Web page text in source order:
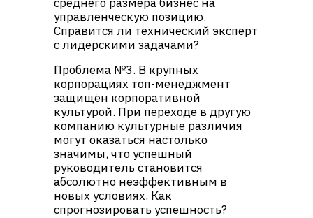
управленческую позицию.
Справится ли технический эксперт
с лидерскими задачами?
Проблема №3. В крупных
корпорациях топ-менеджмент
защищён корпоративной
культурой. При переходе в другую
компанию культурные различия
могут оказаться настолько
значимы, что успешный
руководитель становится
абсолютно неэффективным в
новых условиях. Как
спрогнозировать успешность?